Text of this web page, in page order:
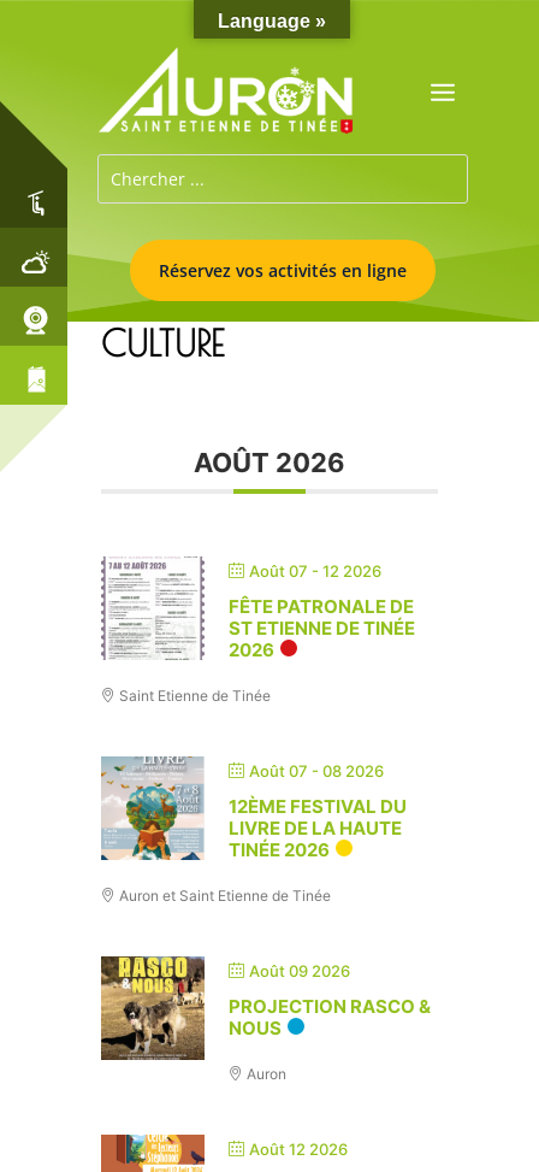
Réservez vos activités en ligne
CULTURE
AOÛT 2026
Août 07 - 12 2026
FÊTE PATRONALE DE
ST ETIENNE DE TINÉE
2026
Saint Etienne de Tinée
Août 07 - 08 2026
12ÈME FESTIVAL DU
LIVRE DE LA HAUTE
TINÉE 2026
Auron et Saint Etienne de Tinée
Août 09 2026
PROJECTION RASCO &
NOUS
Auron
Août 12 2026
Language »